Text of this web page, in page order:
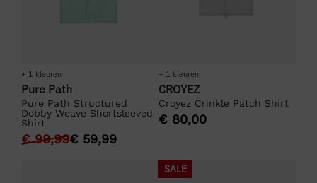
+ 1 kleuren
Pure Path
Pure Path Structured
Dobby Weave Shortsleeved
Shirt
€99,99€ 59,99
+ 1 kleuren
CROYEZ
Croyez Crinkle Patch Shirt
€ 80,00
SALE